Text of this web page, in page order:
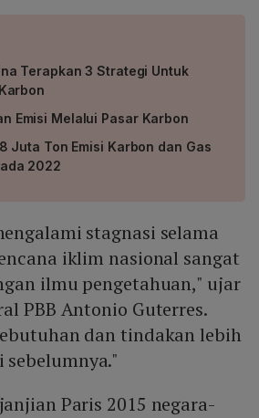
Terapkan 3 Strategi Untuk
Emisi Melalui Pasar Karbon
Juta Ton Emisi Karbon dan Gas
2022
stagnasi selama
iklim nasional sangat
ilmu pengetahuan," ujar
PBB Antonio Guterres.
dan tindakan lebih
Paris 2015 negara-